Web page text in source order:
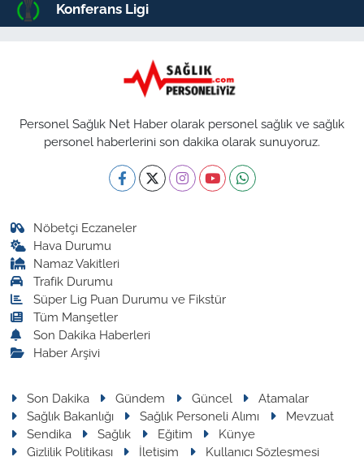
Konferans Ligi
Personel Sağlık Net Haber olarak personel sağlık ve sağlık
personel haberlerini son dakika olarak sunuyoruz.
Nöbetçi Eczaneler
Hava Durumu
Namaz Vakitleri
Trafik Durumu
Süper Lig Puan Durumu ve Fikstür
Tüm Manşetler
Son Dakika Haberleri
Haber Arşivi
Son Dakika Gündem Güncel
Atamalar
Sağlık Bakanlığı
Sağlık Personeli Alımı
Mevzuat
Sendika
Sağlık Eğitim
Künye
Gizlilik Politikası
İletişim Kullanıcı Sözleşmesi